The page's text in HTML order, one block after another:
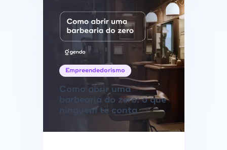
Empreendedorismo
Como abrir uma
barbearia do zero: o que
ninguém te conta